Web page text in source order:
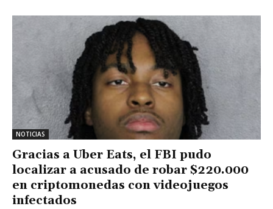
NOTICIAS
Gracias a Uber Eats, el FBI pudo
localizar a acusado de robar $220.000
en criptomonedas con videojuegos
infectados